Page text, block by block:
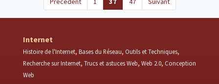
Internet
Histoire de l'Internet Bases du Réseau Outils et Techniques
Recherche sur Internet Trucs et astuces Web Web 2.0 Conception
Web